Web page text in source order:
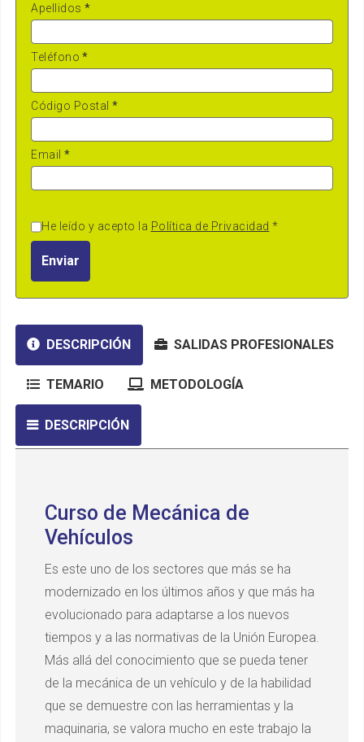
Apellidos *
Teléfono *
Código Postal *
Email *
He leído y acepto la Política de Privacidad *
Enviar
DESCRIPCIÓN SALIDAS PROFESIONALES
TEMARIO METODOLOGÍA
DESCRIPCIÓN
Curso de Mecánica de
Vehículos
Es este uno de los sectores que más se ha
modernizado en los últimos años y que más ha
evolucionado para adaptarse a los nuevos
tiempos y a las normativas de la Unión Europea.
Más allá del conocimiento que se pueda tener
de la mecánica de un vehículo y de la habilidad
que se demuestre con las herramientas y la
maquinaria, se valora mucho en este trabajo la